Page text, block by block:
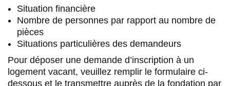
Situation financière
Nombre de personnes par rapport au nombre de
pièces
Situations particulières des demandeurs
Pour déposer une demande d’inscription à un
logement vacant, veuillez remplir le formulaire ci-
dessous et le transmettre auprès de la fondation par